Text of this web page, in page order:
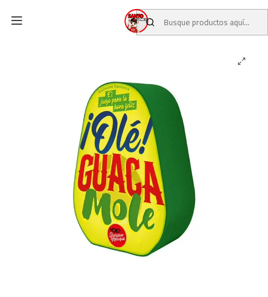
JUEGOS DE MESA OLE GUACAMOLE BASE